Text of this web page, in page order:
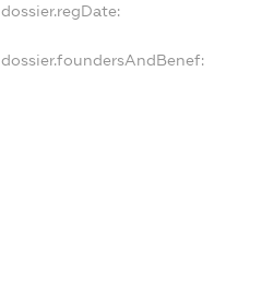
dossier.regDate:
dossier.foundersAndBenef: